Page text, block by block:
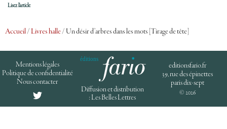
Lisez l'article
Accueil/Livres halle/ Un désir d’arbres dans les mots [Tirage de tête]
Mentions légales
Politique de confidentialité
Nous contacter
Diffusion et distribution
: Les Belles Lettres
editionsfario.fr
39, rue des épinettes
paris dix-sept
© 2026